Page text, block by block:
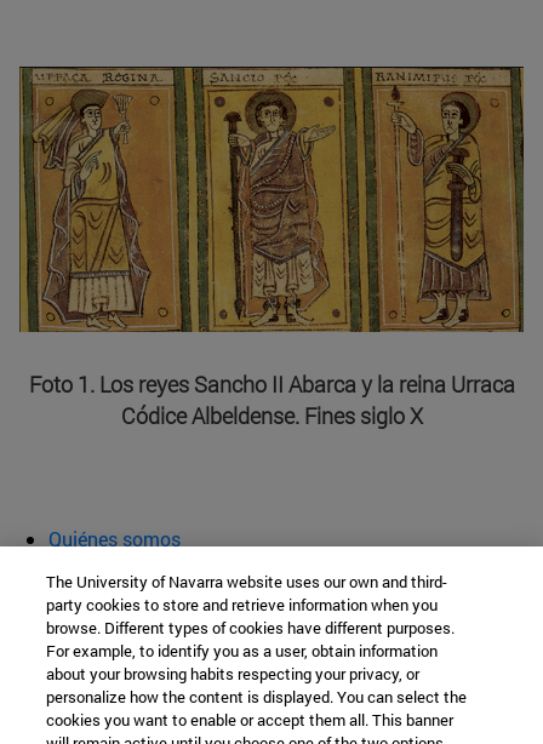
Foto 1. Los reyes Sancho II Abarca y la reina Urraca
Códice Albeldense. Fines siglo X
Quiénes somos
Aula abierta
Cátedra de Patrimonio y Arte Navarro
Facultad de Filosofía y Letras
The University of Navarra website uses our own and third-
party cookies to store and retrieve information when you
browse. Different types of cookies have different purposes.
For example, to identify you as a user, obtain information
about your browsing habits respecting your privacy, or
personalize how the content is displayed. You can select the
cookies you want to enable or accept them all. This banner